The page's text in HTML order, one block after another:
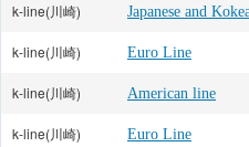
k-line(川崎)
k-line(川崎) Euro Line
k-line(川崎) American line
k-line(川崎) Euro Line